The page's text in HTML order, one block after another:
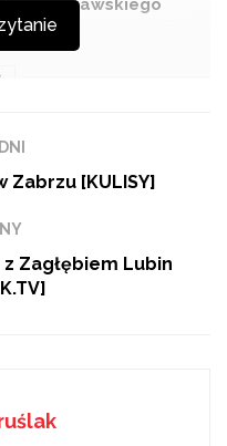
warszawskiego
maturzystów, jak
maturalnym z
Zabrzu [KULISY]
Zagłębiem Lubin